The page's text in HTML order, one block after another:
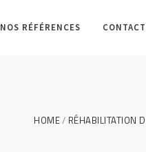
NOS RÉFÉRENCES
HOME RÉHABILITATION